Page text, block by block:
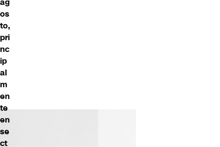
os
to,
pri
nc
ip
al
m
en
te
en
se
ct